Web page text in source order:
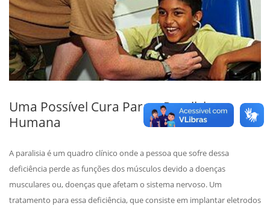
Uma Possível Cura Para a Paralisia
Humana
A paralisia é um quadro clínico onde a pessoa que sofre dessa
deficiência perde as funções dos músculos devido a doenças
musculares ou, doenças que afetam o sistema nervoso. Um
tratamento para essa deficiência, que consiste em implantar eletrodos